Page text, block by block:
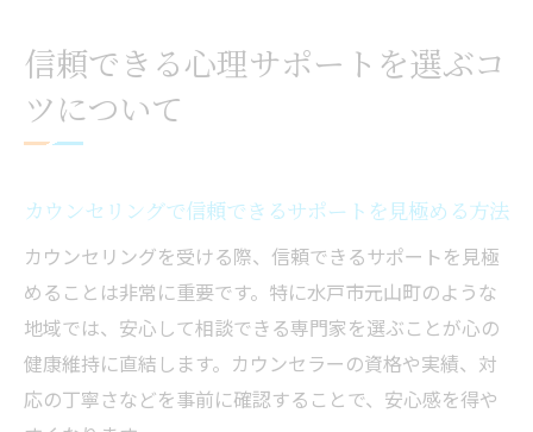
信頼できる心理サポートを選ぶコ
ツについて
カウンセリングで信頼できるサポートを見極める方法
カウンセリングを受ける際、信頼できるサポートを見極
めることは非常に重要です。特に水戸市元山町のような
地域では、安心して相談できる専門家を選ぶことが心の
健康維持に直結します。カウンセラーの資格や実績、対
応の丁寧さなどを事前に確認することで、安心感を得や